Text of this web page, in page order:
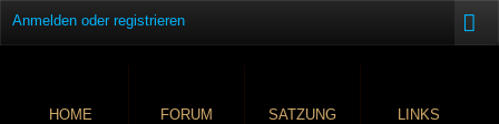
Anmelden oder registrieren
HOME FORUM SATZUNG LINKS